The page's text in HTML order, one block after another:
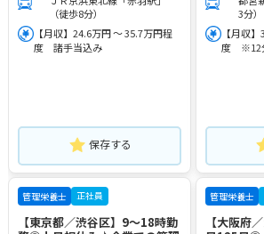
（徒歩8分）
【月収】24.6万円 ～ 35.7万円程
度 諸手当込み
保存する
3分）
【月収】
度 ※12
管理栄養士 正社員
【東京都／渋谷区】9～18時勤
管理栄養士
【大阪府